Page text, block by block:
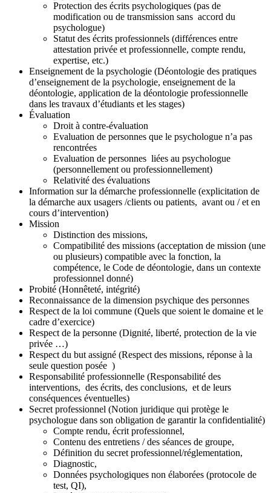
Protection des écrits psychologiques (pas de
modification ou de transmission sans accord du
psychologue)
Statut des écrits professionnels (différences entre
attestation privée et professionnelle, compte rendu,
expertise, etc.)
Enseignement de la psychologie (Déontologie des pratiques
d’enseignement de la psychologie, enseignement de la
déontologie, application de la déontologie professionnelle
dans les travaux d’étudiants et les stages)
Évaluation
Droit à contre-évaluation
Evaluation de personnes que le psychologue n’a pas
rencontrées
Evaluation de personnes liées au psychologue
(personnellement ou professionnellement)
Relativité des évaluations
Information sur la démarche professionnelle (explicitation de
la démarche aux usagers /clients ou patients, avant ou / et en
cours d’intervention)
Mission
Distinction des missions,
Compatibilité des missions (acceptation de mission (une
ou plusieurs) compatible avec la fonction, la
compétence, le Code de déontologie, dans un contexte
professionnel donné)
Probité (Honnêteté, intégrité)
Reconnaissance de la dimension psychique des personnes
Respect de la loi commune (Quels que soient le domaine et le
cadre d’exercice)
Respect de la personne (Dignité, liberté, protection de la vie
privée …)
Respect du but assigné (Respect des missions, réponse à la
seule question posée )
Responsabilité professionnelle (Responsabilité des
interventions, des écrits, des conclusions, et de leurs
conséquences éventuelles)
Secret professionnel (Notion juridique qui protège le
psychologue dans son obligation de garantir la confidentialité)
Compte rendu, écrit professionnel,
Contenu des entretiens / des séances de groupe,
Définition du secret professionnel/réglementation,
Diagnostic,
Données psychologiques non élaborées (protocole de
test, QI),